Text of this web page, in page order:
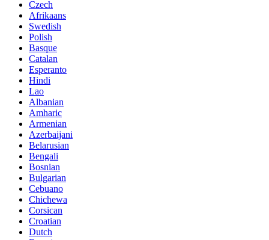
Czech
Afrikaans
Swedish
Polish
Basque
Catalan
Esperanto
Hindi
Lao
Albanian
Amharic
Armenian
Azerbaijani
Belarusian
Bengali
Bosnian
Bulgarian
Cebuano
Chichewa
Corsican
Croatian
Dutch